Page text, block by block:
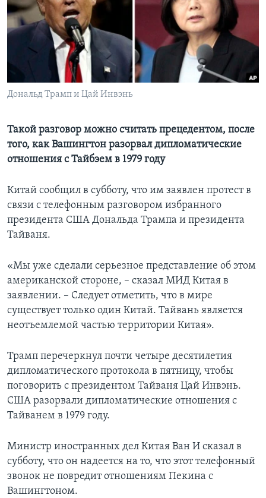
Learning English
СОЦИАЛЬНЫЕ СЕТИ
Дональд Трамп и Цай Инвэнь
Такой разговор можно считать прецедентом, после
того, как Вашингтон разорвал дипломатические
отношения с Тайбэем в 1979 году
Китай сообщил в субботу, что им заявлен протест в
связи с телефонным разговором избранного
президента США Дональда Трампа и президента
Тайваня.
«Мы уже сделали серьезное представление об этом
американской стороне, – сказал МИД Китая в
заявлении. – Следует отметить, что в мире
существует только один Китай. Тайвань является
неотъемлемой частью территории Китая».
Трамп перечеркнул почти четыре десятилетия
дипломатического протокола в пятницу, чтобы
поговорить с президентом Тайваня Цай Инвэнь.
США разорвали дипломатические отношения с
Тайванем в 1979 году.
Министр иностранных дел Китая Ван И сказал в
субботу, что он надеется на то, что этот телефонный
звонок не повредит отношениям Пекина с
Вашингтоном.